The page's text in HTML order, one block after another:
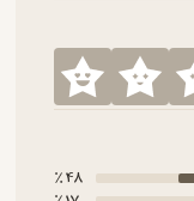
48 ٪